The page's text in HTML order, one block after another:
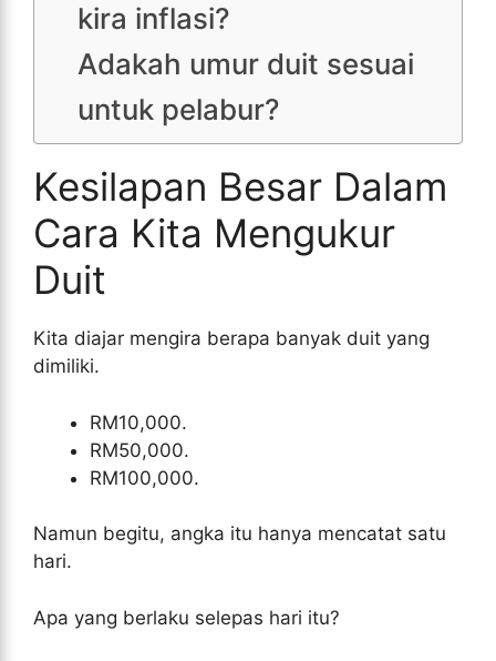
kira inflasi?
Adakah umur duit sesuai
untuk pelabur?
Kesilapan Besar Dalam
Cara Kita Mengukur
Duit
Kita diajar mengira berapa banyak duit yang
dimiliki.
RM10,000.
RM50,000.
RM100,000.
Namun begitu, angka itu hanya mencatat satu
hari.
Apa yang berlaku selepas hari itu?